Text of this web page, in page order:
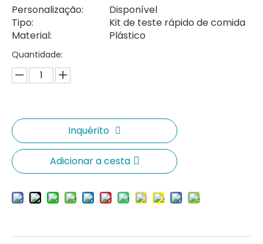
Personalização:
Disponível
Tipo:
Kit de teste rápido de comida
Material:
Plástico
Quantidade:
Inquérito
Adicionar a cesta